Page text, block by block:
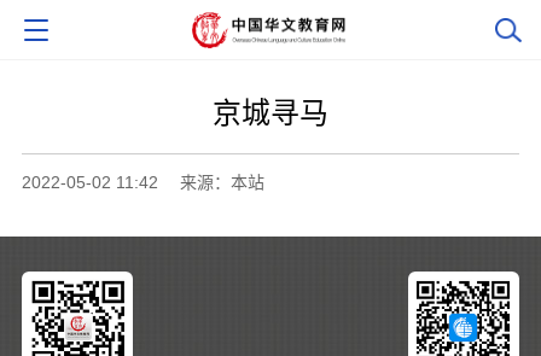
京城寻马
2022-05-02 11:42 来源：本站